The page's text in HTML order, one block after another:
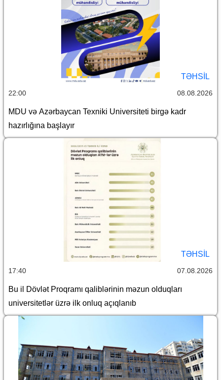
TƏHSIL
22:00 08.08.2026
MDU və Azərbaycan Texniki Universiteti birgə kadr
hazırlığına başlayır
TƏHSIL
17:40 07.08.2026
Bu il Dövlət Proqramı qaliblərinin məzun olduqları
universitetlər üzrə ilk onluq açıqlanıb